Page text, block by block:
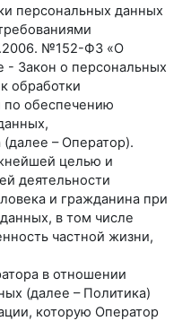
персональных данных
№152-ФЗ «О
- Закон о персональных
обработки
обеспечению
(далее – Оператор).
целью и
деятельности
и гражданина при
в том числе
частной жизни,
в отношении
(далее – Политика)
которую Оператор